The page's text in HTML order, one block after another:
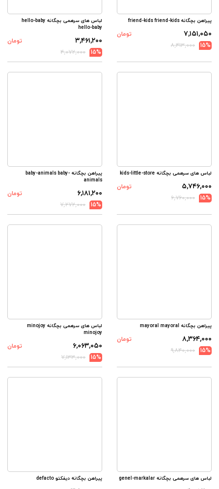
پیراهن بچگانه friend-kids friend-kids
۷,۱۵۱,۰۵۰
تومان
15%
۸,۴۱۳,۰۰۰
لباس های سرهمی بچگانه hello-baby
hello-baby
۳,۴۶۱,۲۰۰
تومان
15%
۴,۰۷۲,۰۰۰
لباس های سرهمی بچگانه kids-little-store
۵,۷۴۶,۰۰۰
تومان
15%
۶,۷۶۰,۰۰۰
پیراهن بچگانه baby-animals baby-
animals
۶,۱۸۱,۲۰۰
تومان
15%
۷,۲۷۲,۰۰۰
پیراهن بچگانه mayoral mayoral
۸,۳۶۴,۰۰۰
تومان
15%
۹,۸۴۰,۰۰۰
لباس های سرهمی بچگانه minojoy
minojoy
۶,۰۶۳,۰۵۰
تومان
15%
۷,۱۳۳,۰۰۰
لباس های سرهمی بچگانه genel-markalar پیراهن بچگانه دیفکتو defacto